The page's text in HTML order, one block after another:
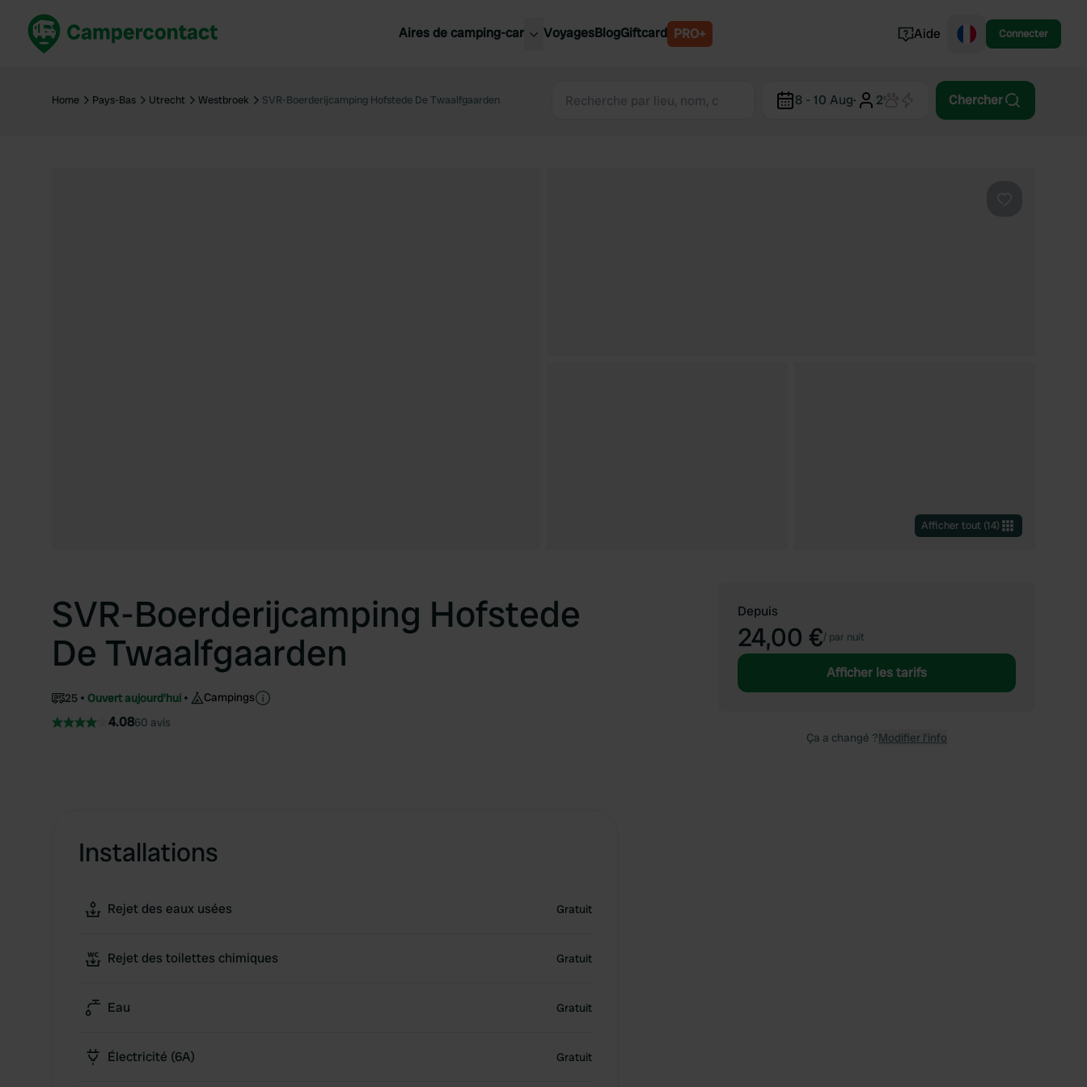
Aires de camping-car
France
France
Slovénie
VoyagesBlogGiftcard PRO+ Aide Connecter
Home Pays-Bas Utrecht Westbroek SVR-Boerderijcamping Hofstede De Twaalfgaarden 8 - 10 Aug· 2 Chercher
Afficher tout (14)
SVR-Boerderijcamping Hofstede
De Twaalfgaarden
25 Ouvert aujourd'hui Campings
4.0860 avis
Installations
Rejet des eaux usées Gratuit
Rejet des toilettes chimiques Gratuit
Eau Gratuit
Électricité (6A) Gratuit
Depuis
24,00 €/ par nuit
Afficher les tarifs
Ça a changé ?Modifier l’info